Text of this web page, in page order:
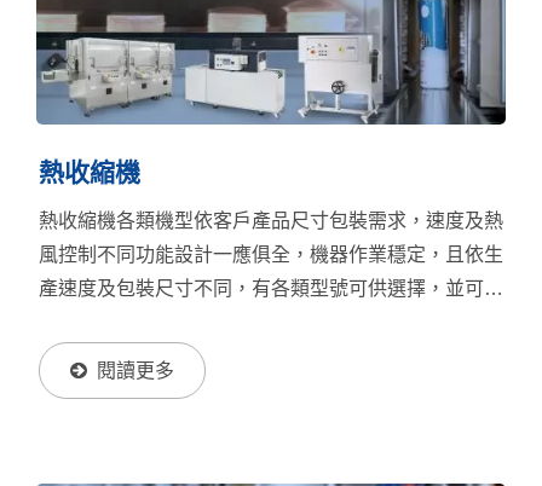
熱收縮機
熱收縮機各類機型依客戶產品尺寸包裝需求，速度及熱
風控制不同功能設計一應俱全，機器作業穩定，且依生
產速度及包裝尺寸不同，有各類型號可供選擇，並可依
閱讀更多